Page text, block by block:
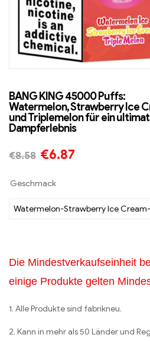
BANG KING 45000 Puffs:
Watermelon, Strawberry Ice
und Triplemelon für ein
Dampferlebnis
€8.58 €6.87
Geschmack
Watermelon-Strawberry Ice
Die Mindestverkaufseinheit
einige Produkte gelten
1. Alle Produkte sind fabrikneu.
2. Kann in mehr als 50 Länder und